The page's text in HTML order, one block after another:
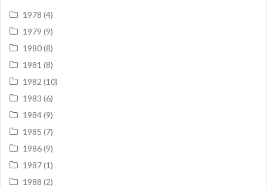
1978 (4)
1979 (9)
1980(8)
1981 (8)
1982 (10)
1983 (6)
1984(9)
1985 (7)
1986(9)
1987(1)
1988 (2)